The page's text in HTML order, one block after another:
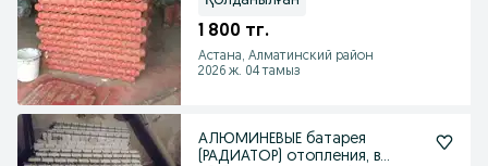
1 800 тг.
Астана, Алматинский район
2026 ж. 04 тамыз
АЛЮМИНЕВЫЕ батарея
(РАДИАТОР) отопления, в